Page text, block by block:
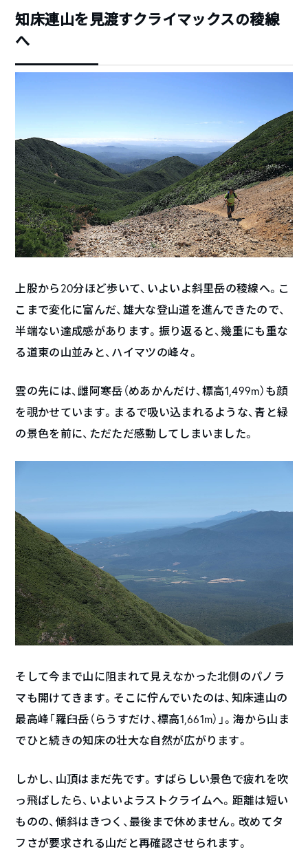
知床連山を見渡すクライマックスの稜線
へ
上股から20分ほど歩いて、いよいよ斜里岳の稜線へ。こ
こまで変化に富んだ、雄大な登山道を進んできたので、
半端ない達成感があります。振り返ると、幾重にも重な
る道東の山並みと、ハイマツの峰々。
雲の先には、雌阿寒岳（めあかんだけ、標高1,499m）も顔
を覗かせています。まるで吸い込まれるような、青と緑
の景色を前に、ただただ感動してしまいました。
そして今まで山に阻まれて見えなかった北側のパノラ
マも開けてきます。そこに佇んでいたのは、知床連山の
最高峰「羅臼岳（らうすだけ、標高1,661m）」。海から山ま
でひと続きの知床の壮大な自然が広がります。
しかし、山頂はまだ先です。すばらしい景色で疲れを吹
っ飛ばしたら、いよいよラストクライムへ。距離は短い
ものの、傾斜はきつく、最後まで休めません。改めてタ
フさが要求される山だと再確認させられます。